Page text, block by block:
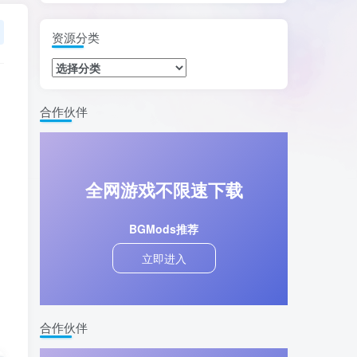
资源分类
合作伙伴
全网游戏不限速下载
BGMods推荐
立即进入
合作伙伴